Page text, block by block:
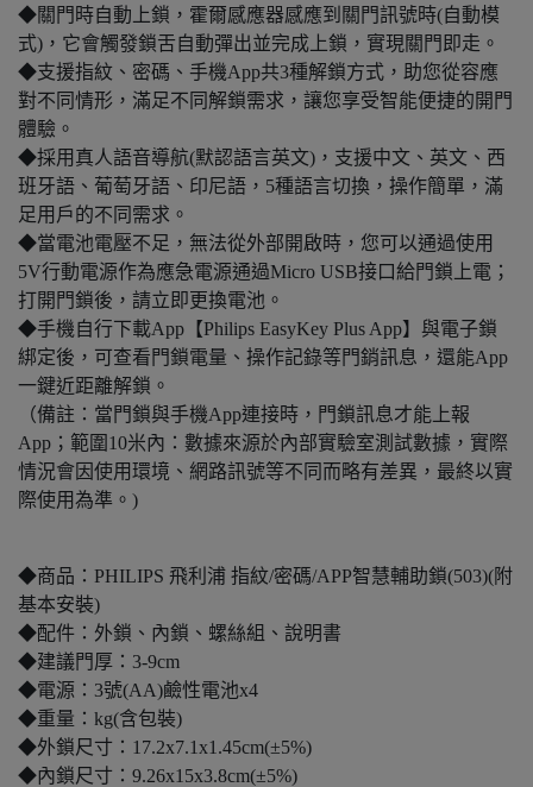
◆關門時自動上鎖，霍爾感應器感應到關門訊號時(自動模
式)，它會觸發鎖舌自動彈出並完成上鎖，實現關門即走。
◆支援指紋、密碼、手機App共3種解鎖方式，助您從容應
對不同情形，滿足不同解鎖需求，讓您享受智能便捷的開門
體驗。
◆採用真人語音導航(默認語言英文)，支援中文、英文、西
班牙語、葡萄牙語、印尼語，5種語言切換，操作簡單，滿
足用戶的不同需求。
◆當電池電壓不足，無法從外部開啟時，您可以通過使用
5V行動電源作為應急電源通過Micro USB接口給門鎖上電；
打開門鎖後，請立即更換電池。
◆手機自行下載App【Philips EasyKey Plus App】與電子鎖
綁定後，可查看門鎖電量、操作記錄等門銷訊息，還能App
一鍵近距離解鎖。
（備註：當門鎖與手機App連接時，門鎖訊息才能上報
App；範圍10米內：數據來源於內部實驗室測試數據，實際
情況會因使用環境、網路訊號等不同而略有差異，最終以實
際使用為準。)
◆商品：PHILIPS 飛利浦 指紋/密碼/APP智慧輔助鎖(503)(附
基本安裝)
◆配件：外鎖、內鎖、螺絲組、說明書
◆建議門厚：3-9cm
◆電源：3號(AA)鹼性電池x4
◆重量：kg(含包裝)
◆外鎖尺寸：17.2x7.1x1.45cm(±5%)
◆內鎖尺寸：9.26x15x3.8cm(±5%)